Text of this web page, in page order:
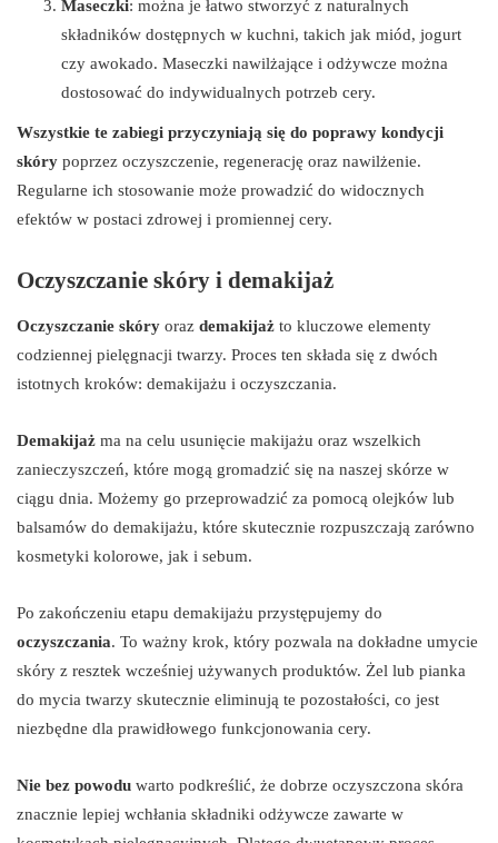
Maseczki: można je łatwo stworzyć z naturalnych
składników dostępnych w kuchni, takich jak miód, jogurt
czy awokado. Maseczki nawilżające i odżywcze można
dostosować do indywidualnych potrzeb cery.
Wszystkie te zabiegi przyczyniają się do poprawy kondycji
skóry poprzez oczyszczenie, regenerację oraz nawilżenie.
Regularne ich stosowanie może prowadzić do widocznych
efektów w postaci zdrowej i promiennej cery.
Oczyszczanie skóry i demakijaż
Oczyszczanie skóry oraz demakijaż to kluczowe elementy
codziennej pielęgnacji twarzy. Proces ten składa się z dwóch
istotnych kroków: demakijażu i oczyszczania.
Demakijaż ma na celu usunięcie makijażu oraz wszelkich
zanieczyszczeń, które mogą gromadzić się na naszej skórze w
ciągu dnia. Możemy go przeprowadzić za pomocą olejków lub
balsamów do demakijażu, które skutecznie rozpuszczają zarówno
kosmetyki kolorowe, jak i sebum.
Po zakończeniu etapu demakijażu przystępujemy do
oczyszczania. To ważny krok, który pozwala na dokładne umycie
skóry z resztek wcześniej używanych produktów. Żel lub pianka
do mycia twarzy skutecznie eliminują te pozostałości, co jest
niezbędne dla prawidłowego funkcjonowania cery.
Nie bez powodu warto podkreślić, że dobrze oczyszczona skóra
znacznie lepiej wchłania składniki odżywcze zawarte w